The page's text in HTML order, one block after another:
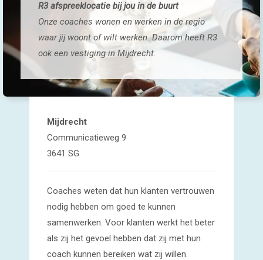
R3 afspreeklocatie bij jou in de buurt
Onze coaches wonen en werken in de regio
waar jij woont of wilt werken. Daarom heeft R3
ook een vestiging in Mijdrecht.
Mijdrecht
Communicatieweg 9
3641 SG
Coaches weten dat hun klanten vertrouwen
nodig hebben om goed te kunnen
samenwerken. Voor klanten werkt het beter
als zij het gevoel hebben dat zij met hun
coach kunnen bereiken wat zij willen.